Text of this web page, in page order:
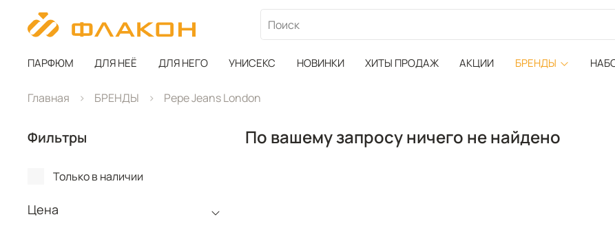
ПАРФЮМ ДЛЯ НЕЁ ДЛЯ НЕГО УНИСЕКС НОВИНКИ ХИТЫ ПРОДАЖ АКЦИИ БРЕНДЫ
Главная БРЕНДЫ Pepe Jeans London
По вашему запросу ничего не найдено
Фильтры
Только в наличии
Цена